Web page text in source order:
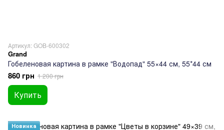
Артикул: GOB-600302
Grand
Гобеленовая картина в рамке "Водопад" 55×44 см, 55*44 см
860 грн 1 200 грн
Купить
Новинка